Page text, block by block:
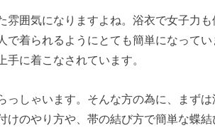
囲気になりますよね。浴衣で女子力も
で着られるようにとても簡単になって
に着こなされています。
っしゃいます。そんな方の為に、まずは
けのやり方や、帯の結び方で簡単な蝶